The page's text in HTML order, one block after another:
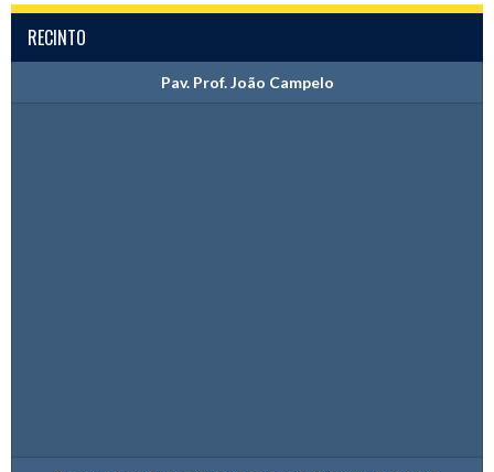
RECINTO
Pav. Prof. João Campelo